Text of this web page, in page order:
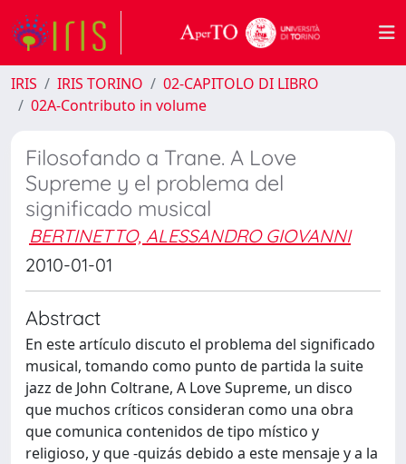
IRIS IRIS TORINO
02-CAPITOLO DI LIBRO
02A-Contributo in volume
Filosofando a Trane. A Love
Supreme y el problema del
significado musical
BERTINETTO, ALESSANDRO GIOVANNI
2010-01-01
Abstract
En este artículo discuto el problema del significado
musical, tomando como punto de partida la suite
jazz de John Coltrane, A Love Supreme, un disco
que muchos críticos consideran como una obra
que comunica contenidos de tipo místico y
religioso, y que -quizás debido a este mensaje y a la